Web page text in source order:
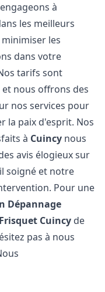
à
les meilleurs
les
dans votre
tarifs sont
nous offrons des
nos services pour
la paix d'esprit. Nos
à Cuincy nous
avis élogieux sur
soigné et notre
Pour une
Dépannage
Cuincy de
pas à nous